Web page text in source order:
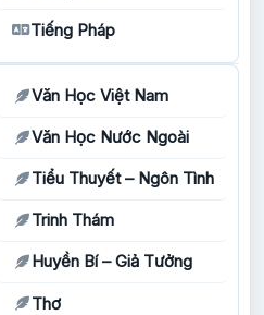
Tiếng Pháp
Văn Học Việt Nam
Văn Học Nước Ngoài
Tiểu Thuyết – Ngôn Tình
Trinh Thám
Huyền Bí – Giả Tưởng
Thơ